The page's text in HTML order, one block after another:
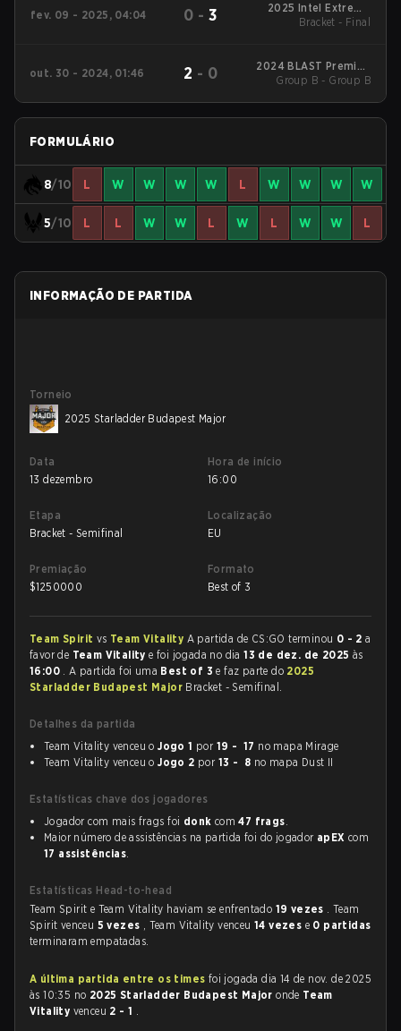
fev. 09 - 2025, 04:04 0 - 3
2025 Intel Extreme
Masters Katowice
Bracket - Final
out. 30 - 2024, 01:46 2 - 0
2024 BLAST Premier:
World Final
Group B - Group B
FORMULÁRIO
8/10 L W W W W L W W W W
5/10 L L W W L W L W W L
INFORMAÇÃO DE PARTIDA
Torneio
2025 Starladder Budapest Major
Data
13 dezembro
Hora de início
16:00
Etapa
Bracket - Semifinal
Localização
EU
Premiação
$1250000
Formato
Best of 3
Team Spirit vs Team Vitality A partida de CS:GO terminou 0 - 2 a
favor de Team Vitalitye foi jogada no dia13 de dez. de 2025 às
16:00 . A partida foi uma Best of 3e faz parte do 2025
Starladder Budapest Major Bracket - Semifinal.
Detalhes da partida
Team Vitality venceu oJogo 1 por 19 - 17 no mapa Mirage
Team Vitality venceu oJogo 2 por 13 - 8 no mapa Dust II
Estatísticas chave dos jogadores
Jogador com mais frags foi donk com47 frags.
Maior número de assistências na partida foi do jogador apEX com
17 assistências.
Estatísticas Head-to-head
Team Spirit e Team Vitality haviam se enfrentado 19 vezes . Team
Spirit venceu 5 vezes , Team Vitality venceu14 vezes e 0 partidas
terminaram empatadas.
A última partida entre os times foi jogada dia 14 de nov. de 2025
às 10:35 no 2025 Starladder Budapest Majoronde Team
Vitality venceu 2 - 1 .